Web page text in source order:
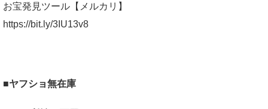
お宝発見ツール【メルカリ】
https://bit.ly/3IU13v8
■ヤフショ無在庫